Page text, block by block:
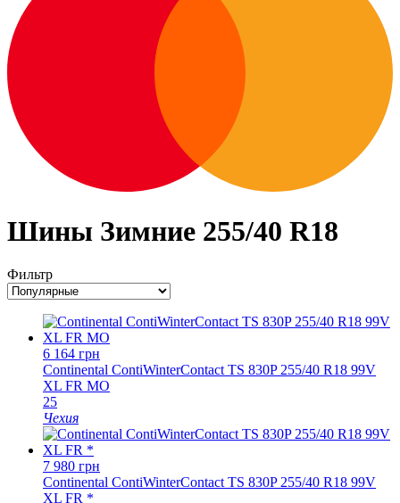
Шины Зимние 255/40 R18
Фильтр
6 164 грн
Continental ContiWinterContact TS 830P 255/40 R18 99V
XL FR MO
25
Чехия
7 980 грн
Continental ContiWinterContact TS 830P 255/40 R18 99V
XL FR *